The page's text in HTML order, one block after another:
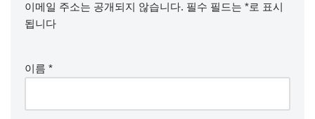
이메일 주소는 공개되지 않습니다. 필수 필드는 *로 표시
됩니다
이름 *